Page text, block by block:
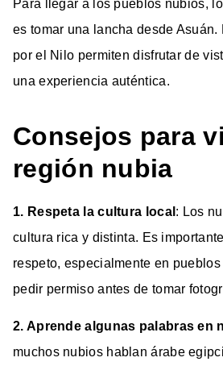
Para llegar a los pueblos nubios,
es tomar una lancha desde
por el Nilo permiten disfrutar de
una experiencia auténtica.
Consejos para
región nubia
1. Respeta la cultura local : Los
cultura rica y distinta. Es
respeto, especialmente en
pedir permiso antes de tomar
2. Aprende algunas palabras en
muchos nubios hablan árabe